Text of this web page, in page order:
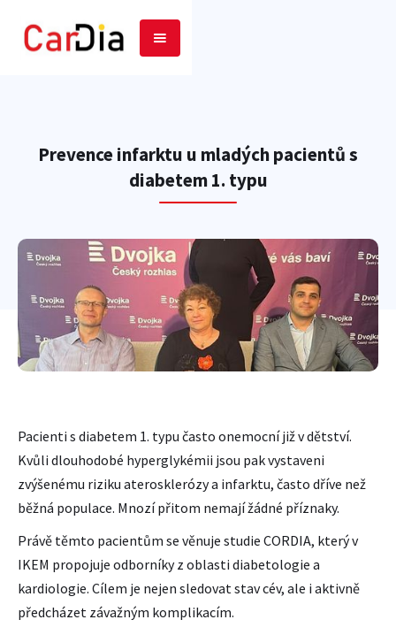
Prevence infarktu u mladých pacientů s
diabetem 1. typu
Pacienti s diabetem 1. typu často onemocní již v dětství.
Kvůli dlouhodobé hyperglykémii jsou pak vystaveni
zvýšenému riziku aterosklerózy a infarktu, často dříve než
běžná populace. Mnozí přitom nemají žádné příznaky.
Právě těmto pacientům se věnuje studie CORDIA, který v
IKEM propojuje odborníky z oblasti diabetologie a
kardiologie. Cílem je nejen sledovat stav cév, ale i aktivně
předcházet závažným komplikacím.